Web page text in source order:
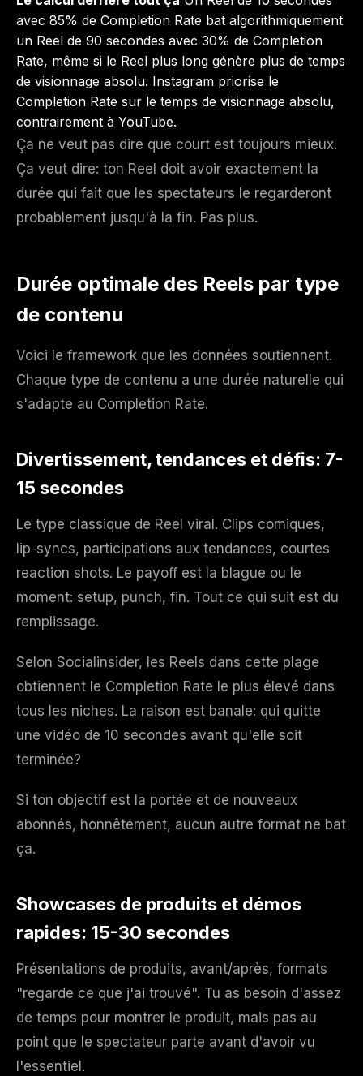
avec 85% de Completion Rate bat algorithmiquement
un Reel de 90 secondes avec 30% de Completion
Rate, même si le Reel plus long génère plus de temps
de visionnage absolu. Instagram priorise le
Completion Rate sur le temps de visionnage absolu,
contrairement à YouTube.
Ça ne veut pas dire que court est toujours mieux.
Ça veut dire: ton Reel doit avoir exactement la
durée qui fait que les spectateurs le regarderont
probablement jusqu'à la fin. Pas plus.
Durée optimale des Reels par type
de contenu
Voici le framework que les données soutiennent.
Chaque type de contenu a une durée naturelle qui
s'adapte au Completion Rate.
Divertissement, tendances et défis: 7-
15 secondes
Le type classique de Reel viral. Clips comiques,
lip-syncs, participations aux tendances, courtes
reaction shots. Le payoff est la blague ou le
moment: setup, punch, fin. Tout ce qui suit est du
remplissage.
Selon Socialinsider, les Reels dans cette plage
obtiennent le Completion Rate le plus élevé dans
tous les niches. La raison est banale: qui quitte
une vidéo de 10 secondes avant qu'elle soit
terminée?
Si ton objectif est la portée et de nouveaux
abonnés, honnêtement, aucun autre format ne bat
ça.
Showcases de produits et démos
rapides: 15-30 secondes
Présentations de produits, avant/après, formats
"regarde ce que j'ai trouvé". Tu as besoin d'assez
de temps pour montrer le produit, mais pas au
point que le spectateur parte avant d'avoir vu
l'essentiel.